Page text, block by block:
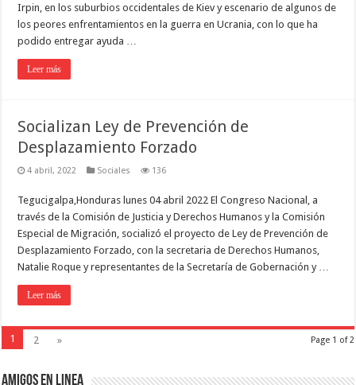
Irpin, en los suburbios occidentales de Kiev y escenario de algunos de
los peores enfrentamientos en la guerra en Ucrania, con lo que ha
podido entregar ayuda …
Leer más
Socializan Ley de Prevención de
Desplazamiento Forzado
4 abril, 2022 Sociales 136
Tegucigalpa,Honduras lunes 04 abril 2022 El Congreso Nacional, a
través de la Comisión de Justicia y Derechos Humanos y la Comisión
Especial de Migración, socializó el proyecto de Ley de Prevención de
Desplazamiento Forzado, con la secretaria de Derechos Humanos,
Natalie Roque y representantes de la Secretaría de Gobernación y …
Leer más
Page 1 of 2
1 2 »
Amigos en Linea